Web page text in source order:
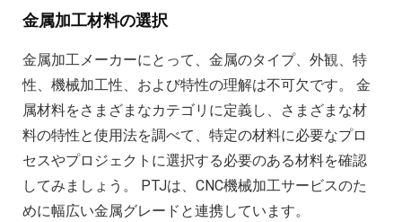
金属加工材料の選択
金属加工メーカーにとって、金属のタイプ、外観、特
性、機械加工性、および特性の理解は不可欠です。 金
属材料をさまざまなカテゴリに定義し、さまざまな材
料の特性と使用法を調べて、特定の材料に必要なプロ
セスやプロジェクトに選択する必要のある材料を確認
してみましょう。 PTJは、CNC機械加工サービスのた
めに幅広い金属グレードと連携しています。